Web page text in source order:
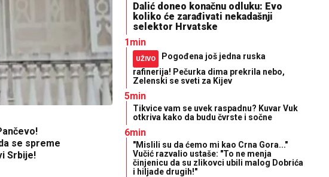
se spreme
Srbije!
Dalić doneo konačnu odluku: Evo
koliko će zarađivati nekadašnji
selektor Hrvatske
1min
UŽIVO
Pogođena još jedna ruska
rafinerija! Pečurka dima prekrila nebo,
Zelenski se sveti za Kijev
5min
Tikvice vam se uvek raspadnu? Kuvar Vuk
otkriva kako da budu čvrste i sočne
6min
"Mislili su da ćemo mi kao Crna Gora..."
Vučić razvalio ustaše: "To ne menja
činjenicu da su zlikovci ubili malog Dobrića
i hiljade drugih!"